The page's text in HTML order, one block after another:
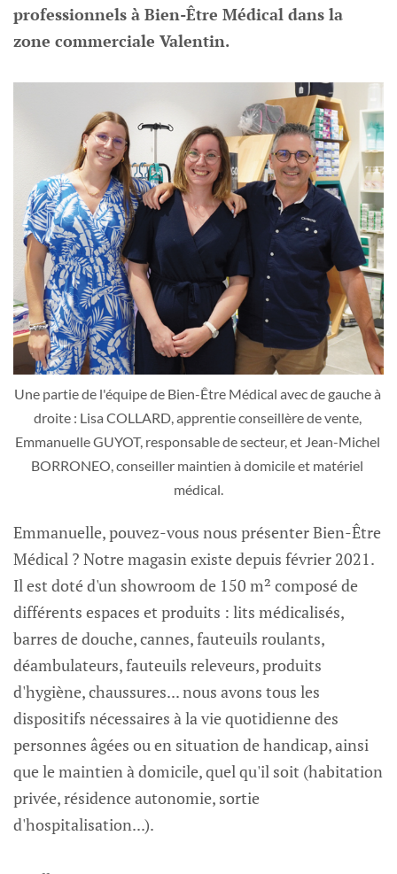
professionnels à Bien-Être Médical dans la
zone commerciale Valentin.
Une partie de l'équipe de Bien-Être Médical avec de gauche à
droite : Lisa COLLARD, apprentie conseillère de vente,
Emmanuelle GUYOT, responsable de secteur, et Jean-Michel
BORRONEO, conseiller maintien à domicile et matériel
médical.
Emmanuelle, pouvez-vous nous présenter Bien-Être
Médical ? Notre magasin existe depuis février 2021.
Il est doté d'un showroom de 150 m² composé de
différents espaces et produits : lits médicalisés,
barres de douche, cannes, fauteuils roulants,
déambulateurs, fauteuils releveurs, produits
d'hygiène, chaussures... nous avons tous les
dispositifs nécessaires à la vie quotidienne des
personnes âgées ou en situation de handicap, ainsi
que le maintien à domicile, quel qu'il soit (habitation
privée, résidence autonomie, sortie
d'hospitalisation...).